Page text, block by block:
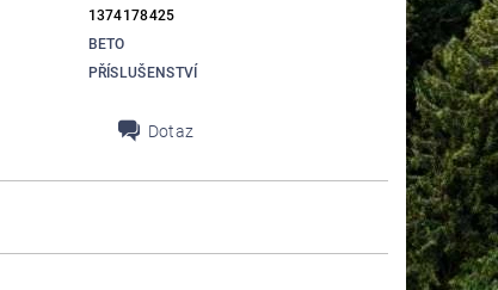
1374178425
BETO
PŘÍSLUŠENSTVÍ
Dotaz